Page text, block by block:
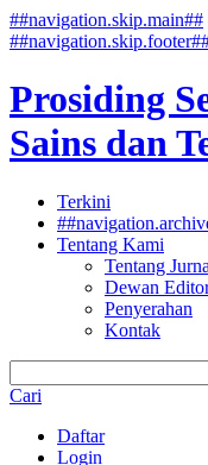
##navigation.skip.main##
Prosiding
Sains dan
Terkini
Tentang Kami
Tentang
Dewan
Penyerahan
Kontak
Cari
Daftar
Login